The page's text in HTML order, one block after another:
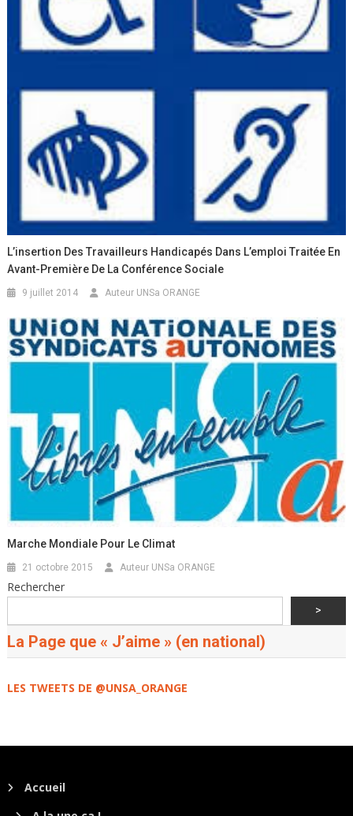
L’insertion Des Travailleurs Handicapés Dans L’emploi Traitée En
Avant-Première De La Conférence Sociale
9 juillet 2014 Auteur UNSa ORANGE
Marche Mondiale Pour Le Climat
21 octobre 2015 Auteur UNSa ORANGE
Rechercher
>
La Page que « J’aime » (en national)
LES TWEETS DE @UNSA_ORANGE
Accueil